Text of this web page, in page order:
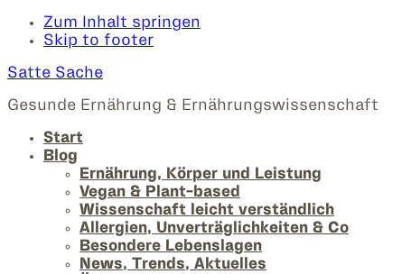
Zum Inhalt springen
Skip to footer
Satte Sache
Gesunde Ernährung & Ernährungswissenschaft
Start
Blog
Ernährung, Körper und Leistung
Vegan & Plant-based
Wissenschaft leicht verständlich
Allergien, Unverträglichkeiten & Co
Besondere Lebenslagen
News, Trends, Aktuelles